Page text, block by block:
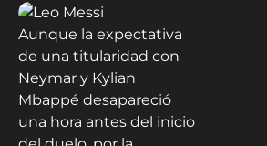
Aunque la expectativa
de una titularidad con
Neymar y Kylian
Mbappé desapareció
una hora antes del inicio